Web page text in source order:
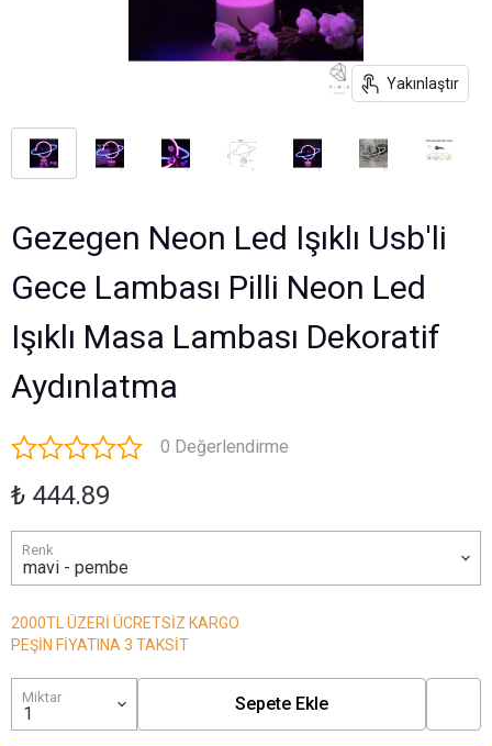
Yakınlaştır
Gezegen Neon Led Işıklı Usb'li
Gece Lambası Pilli Neon Led
Işıklı Masa Lambası Dekoratif
Aydınlatma
0 Değerlendirme
₺ 444.89
Renk
2000TL ÜZERİ ÜCRETSİZ KARGO
PEŞİN FİYATINA 3 TAKSİT
Miktar Sepete Ekle